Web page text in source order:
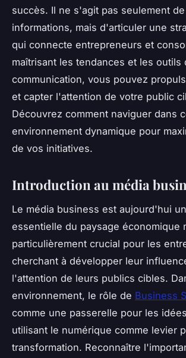
succès. Il ne s'agit pas seulement
informations, mais d'articuler une
qui connecte entrepreneurs et
maîtrisant les tendances et les outils
communication, vous pouvez
et capter l'attention de votre public
Découvrez comment naviguer dans
environnement dynamique pour
de vos initiatives.
Introduction au média
Le média business est aujourd'hui
essentielle du paysage économique
particulièrement crucial pour les
cherchant à développer leur
l'attention de leurs publics cibles.
environnement, le rôle de Business
comme une passerelle pour les
utilisant le numérique comme levier
transformation. Reconnaître